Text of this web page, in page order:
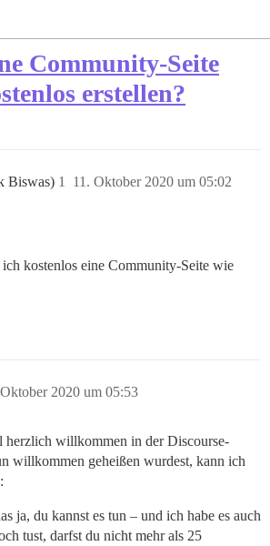
Community-Seite
erstellen?
Biswas) 11. Oktober 2020 um 05:02
1
kostenlos eine Community-Seite wie
2020 um 05:53
herzlich willkommen in der Discourse-
willkommen geheißen wurdest, kann ich
ja, du kannst es tun – und ich habe es auch
tust, darfst du nicht mehr als 25